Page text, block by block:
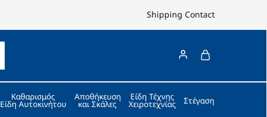
Shipping Contact
Καθαρισμός
Είδη Αυτοκινήτου
Αποθήκευση
και Σκάλες
Είδη Τέχνης
Χειροτεχνίας Στέγαση